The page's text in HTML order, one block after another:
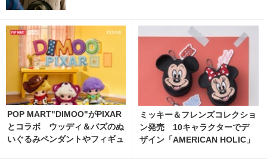
POP MART"DIMOO"がPIXAR
とコラボ ウッディ＆バズのぬ
いぐるみペンダントやフィギュ
ミッキー＆フレンズコレクショ
ン発売 10キャラクターでデ
ザイン「AMERICAN HOLIC」